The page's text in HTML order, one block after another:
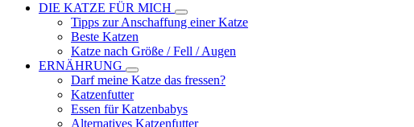
DIE KATZE FÜR MICH
Tipps zur Anschaffung einer Katze
Beste Katzen
Katze nach Größe / Fell / Augen
ERNÄHRUNG
Darf meine Katze das fressen?
Katzenfutter
Essen für Katzenbabys
Alternatives Katzenfutter